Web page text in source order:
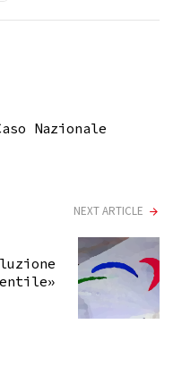
Nazionale
NEXT ARTICLE